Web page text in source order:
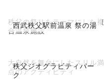
西武秩父駅前温泉 祭の湯
秩父の祭りをテーマにした複
合温泉施設
秩父ジオグラビティパー
ク
大自然を舞台にしたスリル満
点のアクティビティ